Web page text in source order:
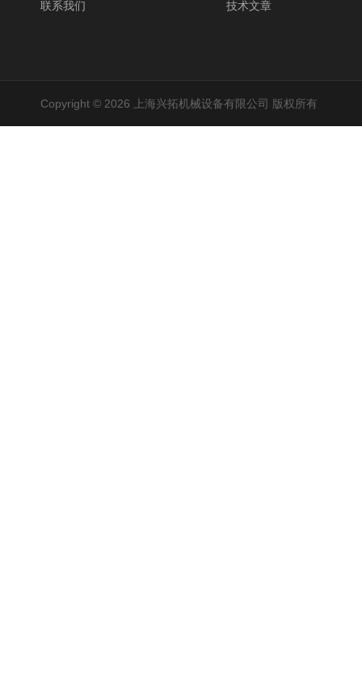
联系我们 技术文章
Copyright © 2026 上海兴拓机械设备有限公司 版权所有